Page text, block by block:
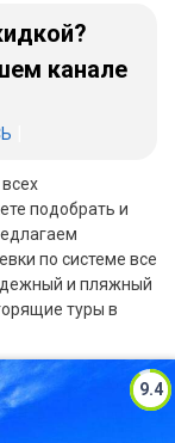
канале
подобрать и
по системе все
и пляжный
туры в
9.4